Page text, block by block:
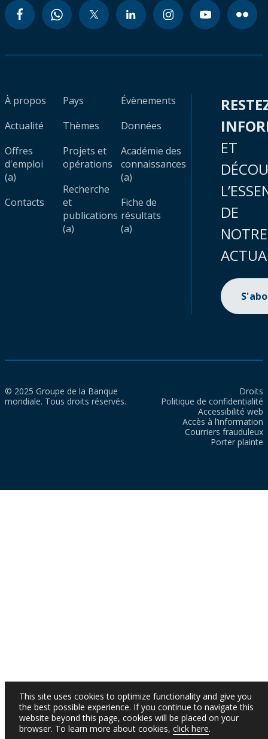
À propos
Actualité
Offres
d'emploi
(a)
Contacts
Pays
Thèmes
Projets et
opérations
Recherche
et
publications
(a)
Évènements
Données
Académie des
connaissances
(a)
Fiche de
résultats
(a)
ET
DE
NOTRE
© 2025 Groupe de la Banque
mondiale. Tous droits réservés.
Droits
Politique de confidentialité
Accessibilité web
Accès à l’information
Courriers frauduleux
Porter plainte
This site uses cookies to optimize functionality and give you
the best possible experience. If you continue to navigate this
website beyond this page, cookies will be placed on your
browser. To learn more about cookies, click here.